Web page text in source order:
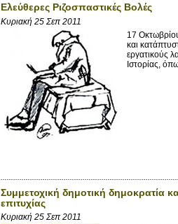
Ελεύθερες Ριζοσπαστικές Βολές
Κυριακή 25 Σεπ 2011
17
και
εργατικούς
Ιστορίας,
Συμμετοχική δημοτική δημοκρατία
επιτυχίας
Κυριακή 25 Σεπ 2011